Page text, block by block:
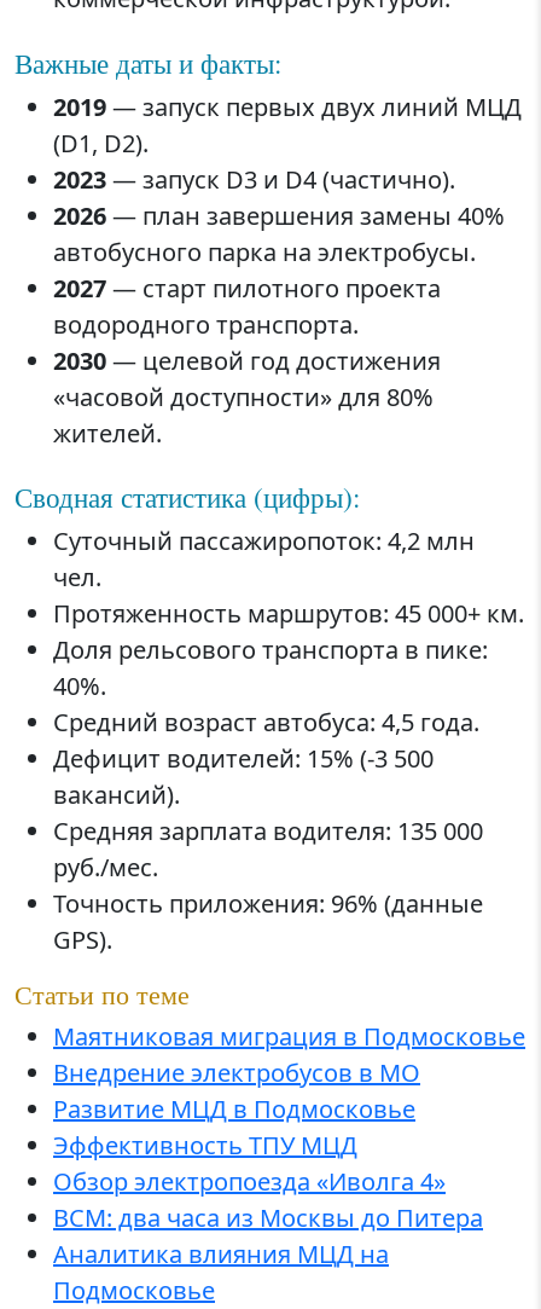
Важные даты и факты:
2019— запуск первых двух линий МЦД
(D1, D2).
2023— запуск D3 и D4 (частично).
2026— план завершения замены 40%
автобусного парка на электробусы.
2027— старт пилотного проекта
водородного транспорта.
2030— целевой год достижения
«часовой доступности» для 80%
жителей.
Сводная статистика (цифры):
Суточный пассажиропоток: 4,2 млн
чел.
Протяженность маршрутов: 45 000+ км.
Доля рельсового транспорта в пике:
40%.
Средний возраст автобуса: 4,5 года.
Дефицит водителей: 15% (-3 500
вакансий).
Средняя зарплата водителя: 135 000
руб./мес.
Точность приложения: 96% (данные
GPS).
Статьи по теме
Маятниковая миграция в Подмосковье
Внедрение электробусов в МО
Развитие МЦД в Подмосковье
Эффективность ТПУ МЦД
Обзор электропоезда «Иволга 4»
ВСМ: два часа из Москвы до Питера
Аналитика влияния МЦД на
Подмосковье